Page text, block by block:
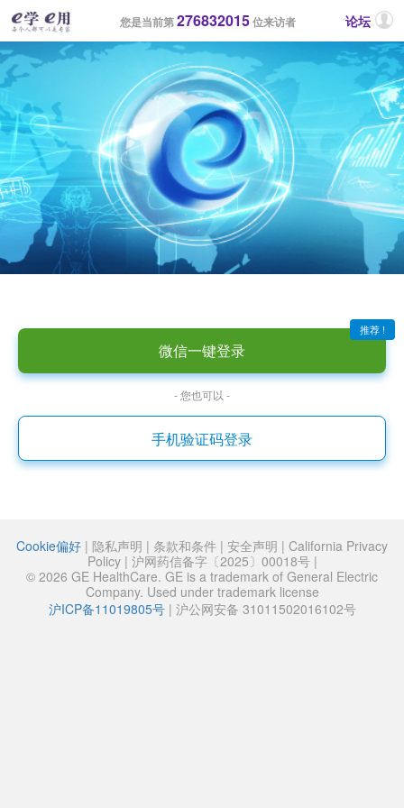
您是当前第276832015位来访者 论坛
推荐 !
微信一键登录
- 您也可以 -
手机验证码登录
Cookie偏好 | 隐私声明 | 条款和条件 | 安全声明 | California Privacy
Policy| 沪网药信备字〔2025〕00018号|
© 2026 GE HealthCare. GE is a trademark of General Electric
Company. Used under trademark license
沪ICP备11019805号| 沪公网安备 31011502016102号